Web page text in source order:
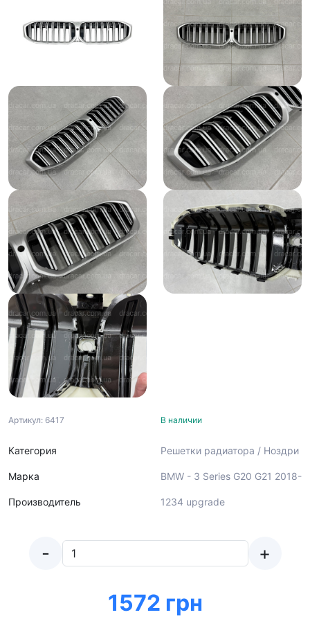
Артикул: 6417
Категория
Марка
Производитель
В наличии
Решетки радиатора / Ноздри
BMW - 3 Series G20 G21 2018-
1234 upgrade
- +
1572 грн